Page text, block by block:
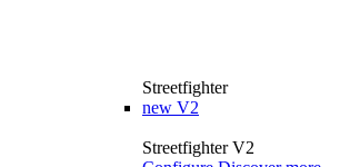
Streetfighter
new V2
Streetfighter V2